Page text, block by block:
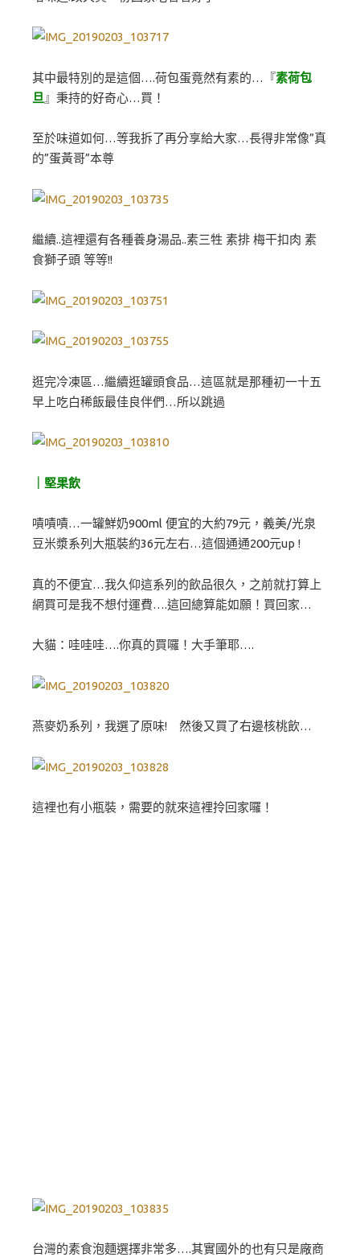
其中最特別的是這個….荷包蛋竟然有素的…『素荷包
旦 』秉持的好奇心…買！
至於味道如何…等我拆了再分享給大家…長得非常像”真
的”蛋黃哥”本尊
繼續..這裡還有各種養身湯品..素三牲 素排 梅干扣肉 素
食獅子頭 等等!!
逛完冷凍區…繼續逛罐頭食品…這區就是那種初一十五
早上吃白稀飯最佳良伴們…所以跳過
｜堅果飲
嘖嘖嘖…一罐鮮奶900ml 便宜的大約79元，義美/光泉
豆米漿系列大瓶裝約36元左右…這個通通200元up !
真的不便宜…我久仰這系列的飲品很久，之前就打算上
網買可是我不想付運費….這回總算能如願！買回家…
大貓：哇哇哇….你真的買囉！大手筆耶….
燕麥奶系列，我選了原味! 然後又買了右邊核桃飲…
這裡也有小瓶裝，需要的就來這裡拎回家囉！
台灣的素食泡麵選擇非常多….其實國外的也有只是廠商